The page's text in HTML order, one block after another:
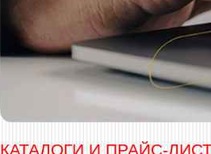
КАТАЛОГИ И ПРАЙС-